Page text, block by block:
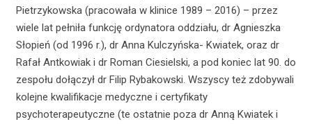
Pietrzykowska (pracowała w klinice 1989 – 2016) – przez
wiele lat pełniła funkcję ordynatora oddziału, dr Agnieszka
Słopień (od 1996 r.), dr Anna Kulczyńska- Kwiatek, oraz dr
Rafał Antkowiak i dr Roman Ciesielski, a pod koniec lat 90. do
zespołu dołączył dr Filip Rybakowski. Wszyscy też zdobywali
kolejne kwalifikacje medyczne i certyfikaty
psychoterapeutyczne (te ostatnie poza dr Anną Kwiatek i